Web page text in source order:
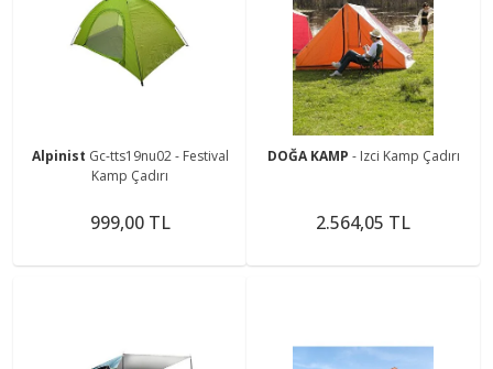
Alpinist Gc-tts19nu02 - Festival
Kamp Çadırı
999,00 TL
DOĞA KAMP - Izci Kamp Çadırı
2.564,05 TL